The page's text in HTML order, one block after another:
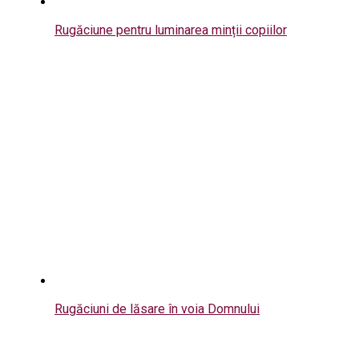
Rugăciune pentru luminarea minții copiilor
Rugăciuni de lăsare în voia Domnului